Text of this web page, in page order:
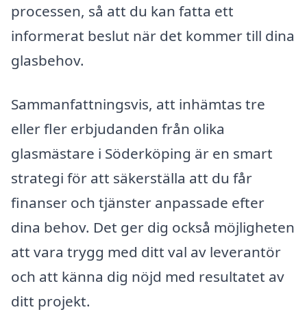
processen, så att du kan fatta ett
informerat beslut när det kommer till dina
glasbehov.
Sammanfattningsvis, att inhämtas tre
eller fler erbjudanden från olika
glasmästare i Söderköping är en smart
strategi för att säkerställa att du får
finanser och tjänster anpassade efter
dina behov. Det ger dig också möjligheten
att vara trygg med ditt val av leverantör
och att känna dig nöjd med resultatet av
ditt projekt.